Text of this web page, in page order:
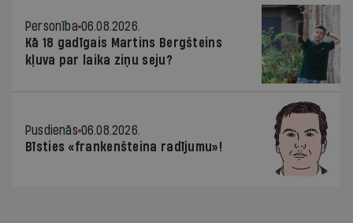
Personība 06.08.2026.
Kā 18 gadīgais Martins Bergšteins
kļuva par laika ziņu seju?
Pusdienās 06.08.2026.
Bīsties «frankenšteina radījumu»!